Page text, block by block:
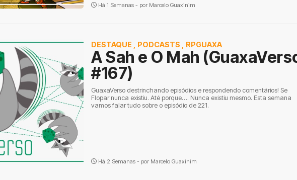
Há 1 Semanas - por Marcelo Guaxinim
DESTAQUE PODCASTS RPGUAXA
A Sah e O Mah
#167)
GuaxaVerso destrinchando episódios e respondendo comentários! Se
Flopar nunca existiu. Até porque…. Nunca existiu mesmo. Esta semana
vamos falar tudo sobre o episódio de 221.
Há 2 Semanas - por Marcelo Guaxinim